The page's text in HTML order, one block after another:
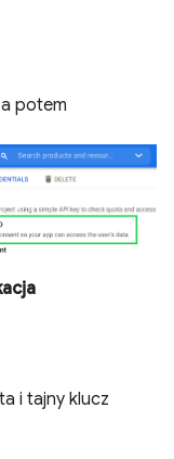
potem
i tajny klucz